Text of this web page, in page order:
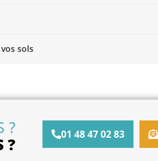
sols
?
?
01 48 47 02 83